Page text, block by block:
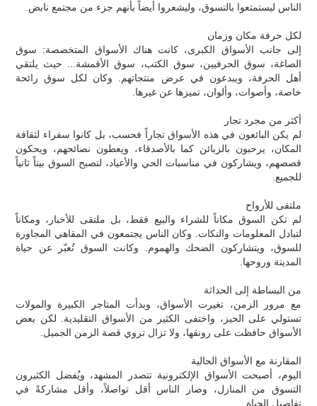
الناس ليستمتعوا بالتسوق، وليشعروا أيضاً بأنهم جزء من مجتمع نابض.
لكل حرفة مكان وزمان
إلى جانب الأسواق الكبرى، كانت هناك الأسواق المتخصصة: سوق
الصاغة، سوق الحرفيين، سوق الكتب، سوق الأقمشة... حيث يلتقي
أهل الحرفة، ويبدعون في عرض منتجاتهم. وكان لكل سوق رائحة
خاصة، وأصوات، وألوان، تميزها عن غيرها.
أكثر من مجرد تجار
لم يكن البائعون في هذه الأسواق تجاراً فحسب، بل كانوا سفراء لثقافة
المكان، يرحبون بالزبائن كما بالأصدقاء، ويعطون نصائحهم، ويحكون
قصصهم، ويشاركون في مناسبات الحي والأعياد، لتصبح السوق بيتاً ثانياً
للجميع.
ملتقى للأرواح
لم تكن السوق مكاناً للشراء والبيع فقط، بل ملتقى للأخبار، ومكاناً
لتبادل المعلومات والنكات. وكان الناس يجتمعون في المقاهي المجاورة
للسوق، ويتشاركون الضحك والهموم. وكانت السوق تُعبّر عن حياة
المدينة وروحها.
من البساطة إلى الحداثة
مع مرور الزمن، تغيرت الأسواق، وبدأت المتاجر الكبيرة والمولات
تستولي على الحيز، واختفى الكثير من الأسواق التقليدية. لكن بعض
الأسواق حافظت على رونقها، ولا تزال تروي قصة الزمن الجميل.
المقارنة مع الأسواق الحالية
اليوم، أصبحت الأسواق الإلكترونية تتصدر المشهد، ويُفضل الكثيرون
التسوق من المنازل، وصار الناس أقل تواصلاً، وأقل مشاركةً في
تفاصيل الحياة.